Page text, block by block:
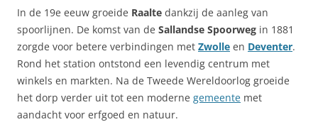
In de 19e eeuw groeide Raalte dankzij de aanleg van
spoorlijnen. De komst van de Sallandse Spoorweg in 1881
zorgde voor betere verbindingen met Zwolle en Deventer.
Rond het station ontstond een levendig centrum met
winkels en markten. Na de Tweede Wereldoorlog groeide
het dorp verder uit tot een moderne gemeente met
aandacht voor erfgoed en natuur.